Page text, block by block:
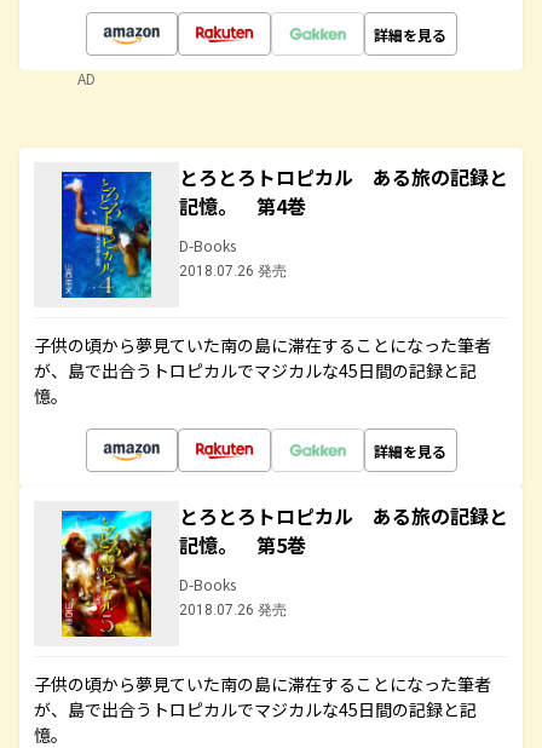
詳細を見る
AD
とろとろトロピカル ある旅の記録と
記憶。 第4巻
D-Books
2018.07.26 発売
子供の頃から夢見ていた南の島に滞在することになった筆者
が、島で出合うトロピカルでマジカルな45日間の記録と記
憶。
詳細を見る
とろとろトロピカル ある旅の記録と
記憶。 第5巻
D-Books
2018.07.26 発売
子供の頃から夢見ていた南の島に滞在することになった筆者
が、島で出合うトロピカルでマジカルな45日間の記録と記
憶。